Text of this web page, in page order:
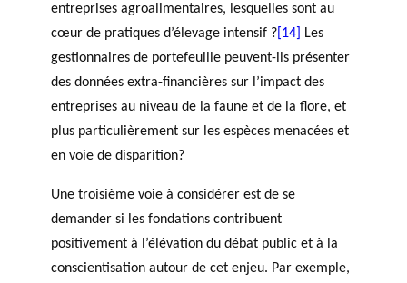
entreprises agroalimentaires, lesquelles sont au
cœur de pratiques d’élevage intensif ? [14]
Les
gestionnaires de portefeuille peuvent-ils présenter
des données extra-financières sur l’impact des
entreprises au niveau de la faune et de la flore, et
plus particulièrement sur les espèces menacées et
en voie de disparition?
Une troisième voie à considérer est de se
demander si les fondations contribuent
positivement à l’élévation du débat public et à la
conscientisation autour de cet enjeu. Par exemple,